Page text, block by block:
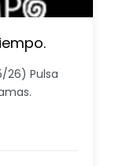
26) Pulsa